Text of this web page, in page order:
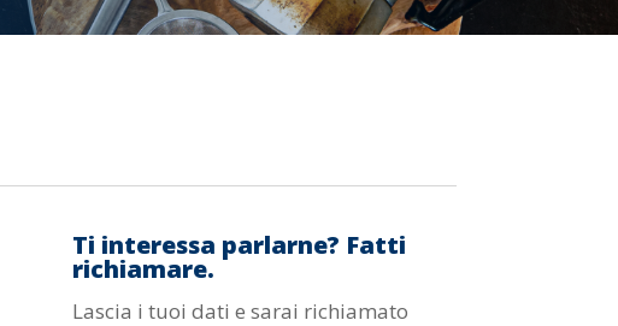
Ti interessa parlarne? Fatti
richiamare.
Lascia i tuoi dati e sarai richiamato